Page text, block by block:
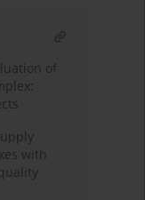
of
with